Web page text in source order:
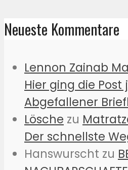
Neueste Kommentare
Lennon Zainab
Hier ging die
Abgefallener
Lösche zu
Der schnellste
Hanswurscht zu